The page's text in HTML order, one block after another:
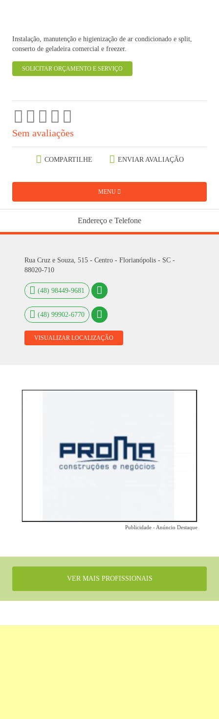
Instalação, manutenção e higienização de ar condicionado e split,
conserto de geladeira comercial e freezer.
SOLICITAR ORÇAMENTO E SERVIÇO
Sem avaliações
COMPARTILHE ENVIAR AVALIAÇÃO
MENU
Endereço e Telefone
Rua Cruz e Souza, 515 - Centro - Florianópolis - SC -
88020-710
(48) 98449-9681
(48) 99902-6770
VISUALIZAR LOCALIZAÇÃO
Publicidade - Anúncio Destaque
VER MAIS PROFISSIONAIS